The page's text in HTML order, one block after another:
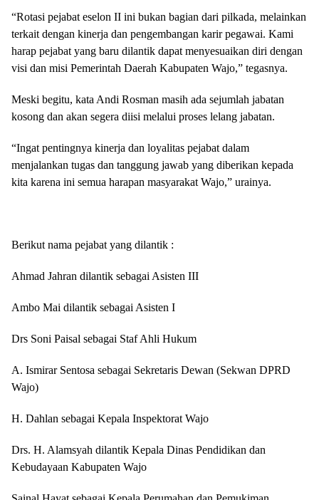
“Rotasi pejabat eselon II ini bukan bagian dari pilkada, melainkan
terkait dengan kinerja dan pengembangan karir pegawai. Kami
harap pejabat yang baru dilantik dapat menyesuaikan diri dengan
visi dan misi Pemerintah Daerah Kabupaten Wajo,” tegasnya.
Meski begitu, kata Andi Rosman masih ada sejumlah jabatan
kosong dan akan segera diisi melalui proses lelang jabatan.
“Ingat pentingnya kinerja dan loyalitas pejabat dalam
menjalankan tugas dan tanggung jawab yang diberikan kepada
kita karena ini semua harapan masyarakat Wajo,” urainya.
Berikut nama pejabat yang dilantik :
Ahmad Jahran dilantik sebagai Asisten III
Ambo Mai dilantik sebagai Asisten I
Drs Soni Paisal sebagai Staf Ahli Hukum
A. Ismirar Sentosa sebagai Sekretaris Dewan (Sekwan DPRD
Wajo)
H. Dahlan sebagai Kepala Inspektorat Wajo
Drs. H. Alamsyah dilantik Kepala Dinas Pendidikan dan
Kebudayaan Kabupaten Wajo